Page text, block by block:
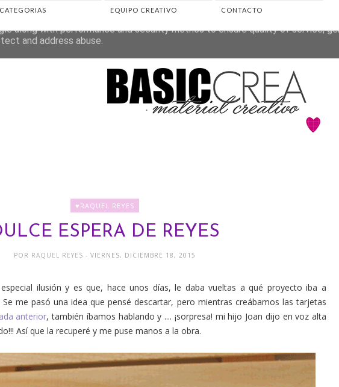
CATEGORIAS EQUIPO CREATIVO CONTACTO
♥RAQUEL REYES
ESPERA DE REYES
POR RAQUEL REYES - VIERNES, DICIEMBRE 18, 2015
ilusión y es que, hace unos días, le daba vueltas a qué proyecto iba a
me pasó una idea que pensé descartar, pero mientras creábamos las tarjetas
anterior, también íbamos hablando y .... ¡sorpresa! mi hijo Joan dijo en voz alta
Así que la recuperé y me puse manos a la obra.
from Google to deliver its services and to analyze traffic. Your IP address and
along with performance and security metrics to ensure quality of service,
and address abuse.